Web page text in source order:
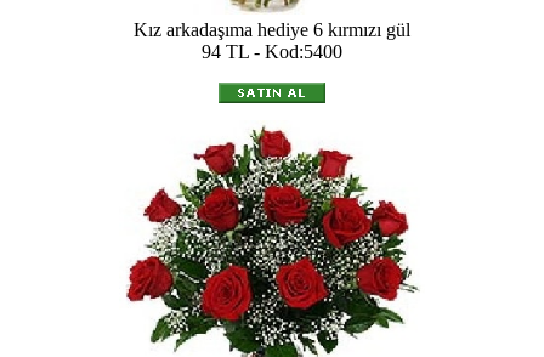
Kız arkadaşıma hediye 6 kırmızı gül
94 TL - Kod:5400